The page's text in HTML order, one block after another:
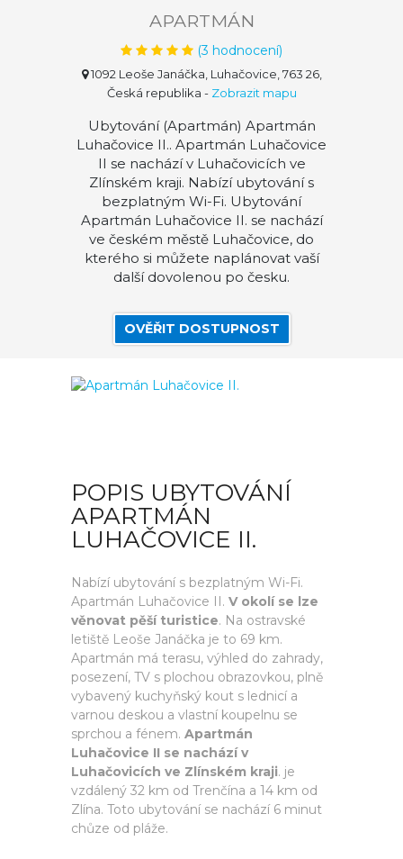
APARTMÁN
(3 hodnocení)
1092 Leoše Janáčka, Luhačovice, 763 26,
Česká republika - Zobrazit mapu
Ubytování (Apartmán) Apartmán
Luhačovice II.. Apartmán Luhačovice
II se nachází v Luhačovicích ve
Zlínském kraji. Nabízí ubytování s
bezplatným Wi-Fi. Ubytování
Apartmán Luhačovice II. se nachází
ve českém městě Luhačovice, do
kterého si můžete naplánovat vaší
další dovolenou po česku.
OVĚŘIT DOSTUPNOST
POPIS UBYTOVÁNÍ
APARTMÁN
LUHAČOVICE II.
Nabízí ubytování s bezplatným Wi-Fi.
Apartmán Luhačovice II. V okolí se lze
věnovat pěší turistice. Na ostravské
letiště Leoše Janáčka je to 69 km.
Apartmán má terasu, výhled do zahrady,
posezení, TV s plochou obrazovkou, plně
vybavený kuchyňský kout s lednicí a
varnou deskou a vlastní koupelnu se
sprchou a fénem. Apartmán
Luhačovice II se nachází v
Luhačovicích ve Zlínském kraji. je
vzdálený 32 km od Trenčína a 14 km od
Zlína. Toto ubytování se nachází 6 minut
chůze od pláže.